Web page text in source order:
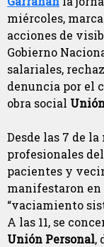
miércoles,
acciones de
Gobierno
salariales,
denuncia por el
obra social
Desde las 7 de
profesionales
pacientes y
manifestaron en
“vaciamiento
A las 11, se
Unión Personal,